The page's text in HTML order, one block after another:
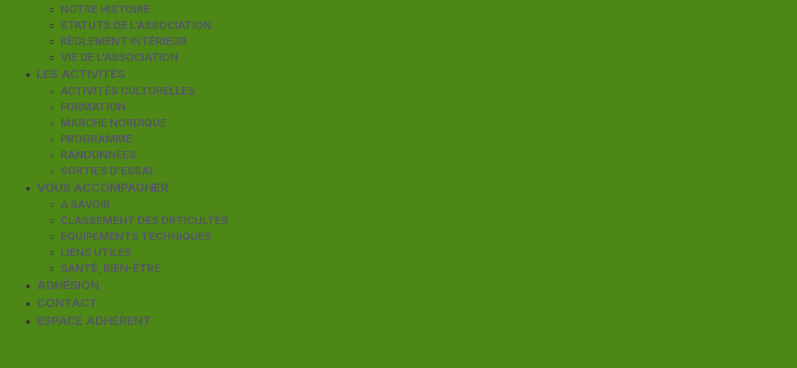
NOTRE HISTOIRE
STATUTS DE L’ASSOCIATION
RÈGLEMENT INTÉRIEUR
VIE DE L’ASSOCIATION
LES ACTIVITÉS
ACTIVITÉS CULTURELLES
FORMATION
MARCHE NORDIQUE
PROGRAMME
RANDONNÉES
SORTIES D’ESSAI
VOUS ACCOMPAGNER
A SAVOIR
CLASSEMENT DES DIFFICULTÉS
EQUIPEMENTS TECHNIQUES
LIENS UTILES
SANTÉ, BIEN-ÊTRE
ADHÉSION
CONTACT
ESPACE ADHÉRENT